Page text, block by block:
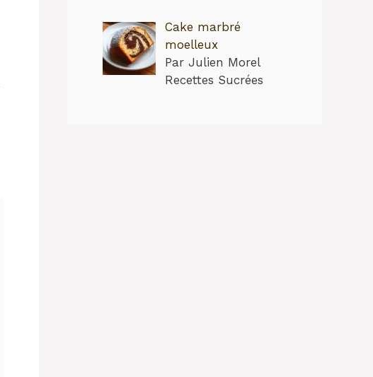
Cake marbré
moelleux
Par Julien Morel
Recettes Sucrées